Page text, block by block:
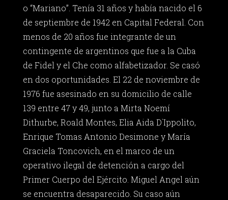
o “Mariano”. Tenía 31 años y había nacido el 6
de septiembre de 1942 en Capital Federal. Con
menos de 20 años fue integrante de un
contingente de argentinos que fue a la Cuba
de Fidel y el Che como alfabetizador. Se casó
en dos oportunidades. El 22 de noviembre de
1976 fue asesinado en su domicilio de calle
139 entre 47 y 49, junto a Mirta Noemí
Dithurbe, Roald Montes, Elia Aida D`Ippolito,
Enrique Tomas Antonio Desimone y María
Graciela Toncovich, en el marco de un
operativo ilegal de detención a cargo del
Primer Cuerpo del Ejército. Miguel Angel aún
se encuentra desaparecido. Su caso aún